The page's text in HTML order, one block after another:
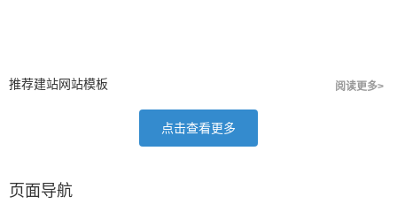
推荐建站网站模板 阅读更多>
点击查看更多
页面导航